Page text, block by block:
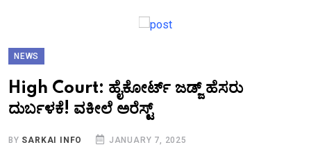
NEWS
High Court: ಹೈಕೋರ್ಟ್ ಜಡ್ಜ್ ಹೆಸರು
ದುರ್ಬಳಕೆ! ವಕೀಲೆ ಅರೆಸ್ಟ್
BY SARKAI INFO JANUARY 7, 2025